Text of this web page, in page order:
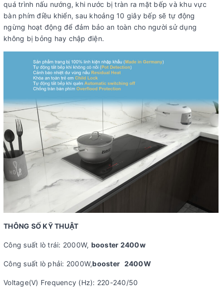
quá trình nấu nướng, khi nước bị tràn ra mặt bếp và khu vực
bàn phím điều khiển, sau khoảng 10 giây bếp sẽ tự động
ngừng hoạt động để đảm bảo an toàn cho người sử dụng
không bị bỏng hay chập điện.
THÔNG SỐ KỸ THUẬT
Công suất lò trái: 2000W, booster 2400w
Công suất lò phải: 2000W,booster 2400W
Voltage(V) Frequency (Hz): 220-240/50